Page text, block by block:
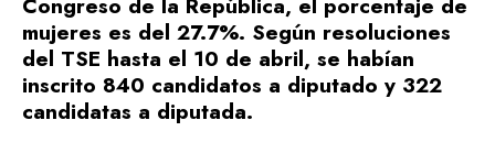
mujeres es del 27.7%. Según resoluciones
del TSE hasta el 10 de abril, se habían
inscrito 840 candidatos a diputado y 322
candidatas a diputada.